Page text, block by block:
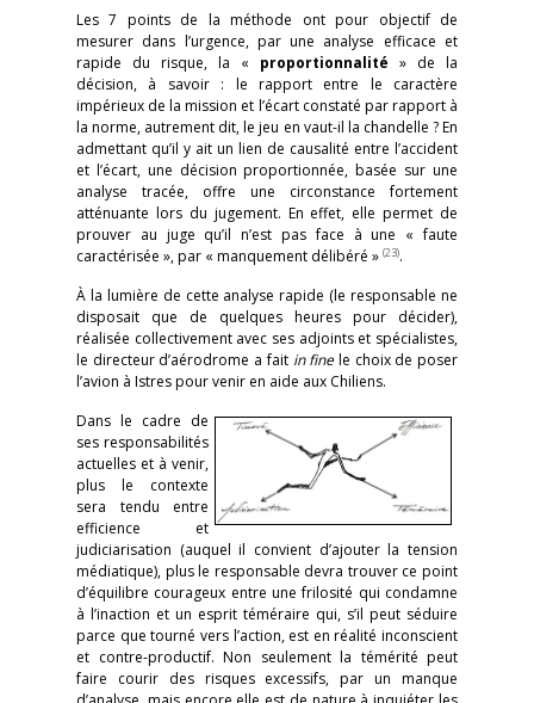
Les 7 points de la méthode ont pour objectif de
mesurer dans l’urgence, par une analyse efficace et
rapide du risque, la « proportionnalité » de la
décision, à savoir : le rapport entre le caractère
impérieux de la mission et l’écart constaté par rapport à
la norme, autrement dit, le jeu en vaut-il la chandelle ? En
admettant qu’il y ait un lien de causalité entre l’accident
et l’écart, une décision proportionnée, basée sur une
analyse tracée, offre une circonstance fortement
atténuante lors du jugement. En effet, elle permet de
prouver au juge qu’il n’est pas face à une « faute
caractérisée », par « manquement délibéré » (23).
À la lumière de cette analyse rapide (le responsable ne
disposait que de quelques heures pour décider),
réalisée collectivement avec ses adjoints et spécialistes,
le directeur d’aérodrome a fait in finele choix de poser
l’avion à Istres pour venir en aide aux Chiliens.
Dans le cadre de
ses responsabilités
actuelles et à venir,
plus le contexte
sera tendu entre
efficience et
judiciarisation (auquel il convient d’ajouter la tension
médiatique), plus le responsable devra trouver ce point
d’équilibre courageux entre une frilosité qui condamne
à l’inaction et un esprit téméraire qui, s’il peut séduire
parce que tourné vers l’action, est en réalité inconscient
et contre-productif. Non seulement la témérité peut
faire courir des risques excessifs, par un manque